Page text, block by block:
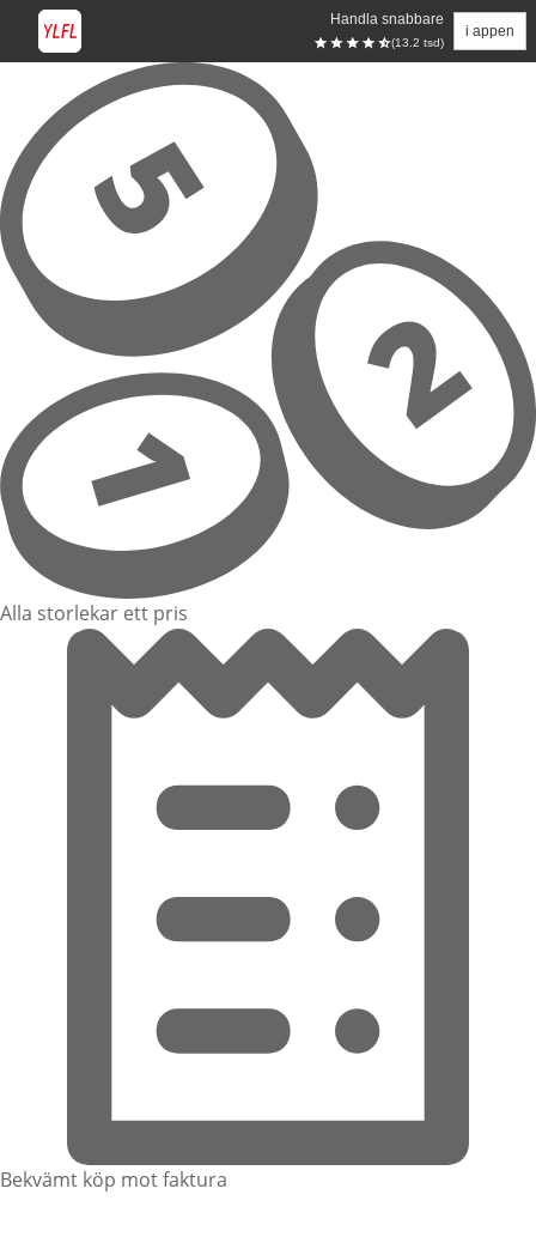
Handla snabbare
(13.2 tsd)
i appen
Hoppa till huvudinnehåll
Alla storlekar ett pris
Bekvämt köp mot faktura